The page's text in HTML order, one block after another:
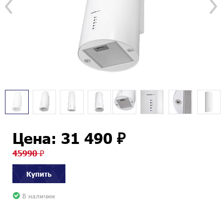
Цена: 31 490 ₽
45990 ₽
Купить
В наличии